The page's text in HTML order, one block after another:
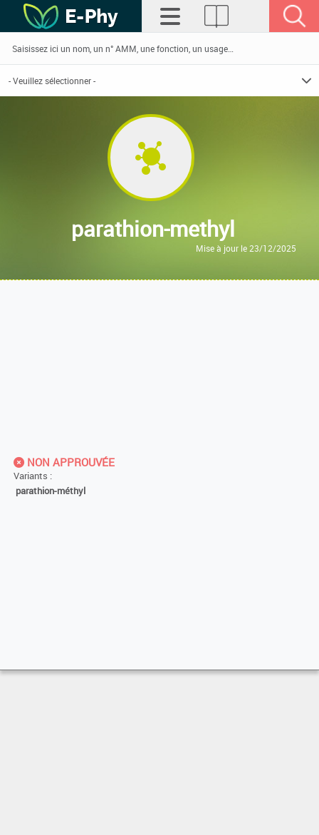
parathion-methyl
Mise à jour le 23/12/2025
NON APPROUVÉE
Variants :
parathion-méthyl